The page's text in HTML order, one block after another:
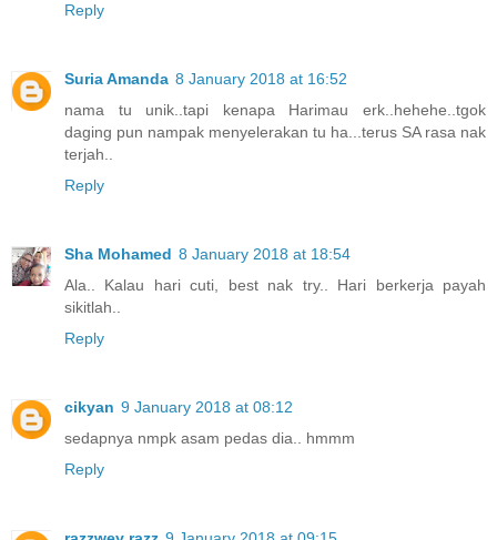
Reply
Suria Amanda 8 January 2018 at 16:52
nama tu unik..tapi kenapa Harimau erk..hehehe..tgok
daging pun nampak menyelerakan tu ha...terus SA rasa nak
terjah..
Reply
Sha Mohamed 8 January 2018 at 18:54
Ala.. Kalau hari cuti, best nak try.. Hari berkerja payah
sikitlah..
Reply
cikyan 9 January 2018 at 08:12
sedapnya nmpk asam pedas dia.. hmmm
Reply